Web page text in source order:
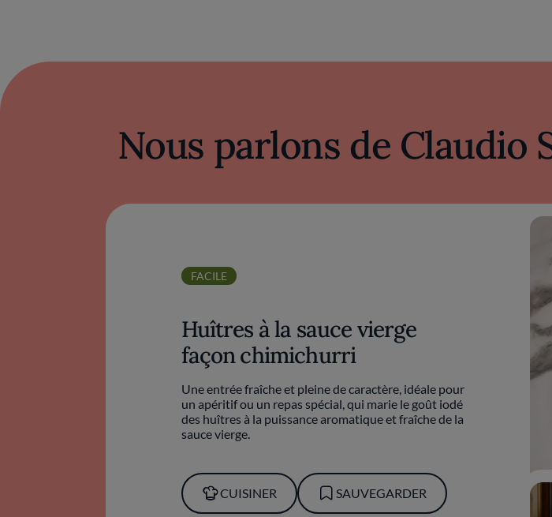
Nous parlons de Claudio
FACILE
Huîtres à la sauce vierge
façon chimichurri
Une entrée fraîche et pleine de caractère, idéale pour
un apéritif ou un repas spécial, qui marie le goût iodé
des huîtres à la puissance aromatique et fraîche de la
sauce vierge.
CUISINER SAUVEGARDER